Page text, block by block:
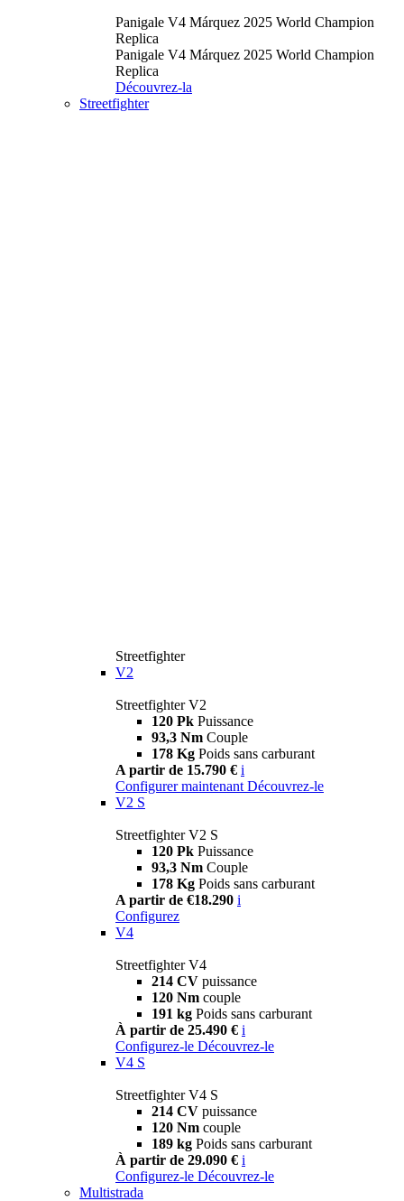
Panigale V4 Márquez 2025 World Champion
Replica
Panigale V4 Márquez 2025 World Champion
Replica
Découvrez-la
Streetfighter
Streetfighter
V2
Streetfighter V2
120 Pk Puissance
93,3 Nm Couple
178 Kg Poids sans carburant
A partir de 15.790 € i
Configurer maintenant Découvrez-le
V2 S
Streetfighter V2 S
120 Pk Puissance
93,3 Nm Couple
178 Kg Poids sans carburant
A partir de €18.290 i
Configurez
V4
Streetfighter V4
214 CV puissance
120 Nm couple
191 kg Poids sans carburant
À partir de 25.490 € i
Configurez-le Découvrez-le
V4 S
Streetfighter V4 S
214 CV puissance
120 Nm couple
189 kg Poids sans carburant
À partir de 29.090 € i
Configurez-le Découvrez-le
Multistrada